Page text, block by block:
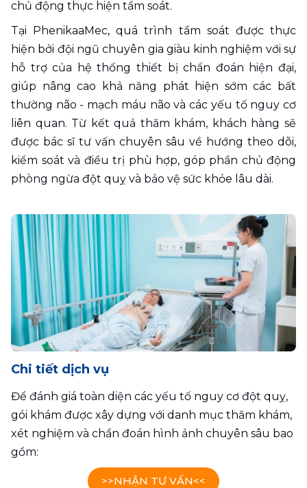
chủ động thực hiện tầm soát.
Tại PhenikaaMec, quá trình tầm soát được thực
hiện bởi đội ngũ chuyên gia giàu kinh nghiệm với sự
hỗ trợ của hệ thống thiết bị chẩn đoán hiện đại,
giúp nâng cao khả năng phát hiện sớm các bất
thường não - mạch máu não và các yếu tố nguy cơ
liên quan. Từ kết quả thăm khám, khách hàng sẽ
được bác sĩ tư vấn chuyên sâu về hướng theo dõi,
kiểm soát và điều trị phù hợp, góp phần chủ động
phòng ngừa đột quỵ và bảo vệ sức khỏe lâu dài.
Chi tiết dịch vụ
Để đánh giá toàn diện các yếu tố nguy cơ đột quỵ,
gói khám được xây dựng với danh mục thăm khám,
xét nghiệm và chẩn đoán hình ảnh chuyên sâu bao
gồm:
>>NHẬN TƯ VẤN<<